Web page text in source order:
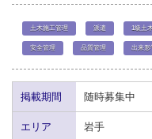
土木施工管理 派遣 1級土
安全管理 品質管理 出来形
掲載期間 随時募集中
エリア 岩手